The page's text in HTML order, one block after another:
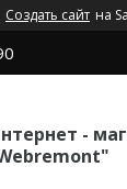
Создать сайт на
-